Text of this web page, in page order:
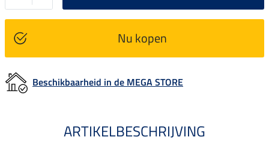
Nu kopen
Beschikbaarheid in de MEGA STORE
ARTIKELBESCHRIJVING